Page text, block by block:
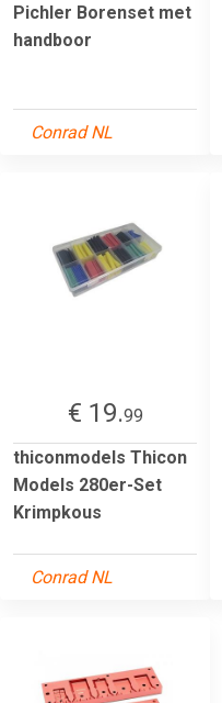
Pichler Borenset met
handboor
Conrad NL
€ 19.99
thiconmodels Thicon
Models 280er-Set
Krimpkous
Conrad NL